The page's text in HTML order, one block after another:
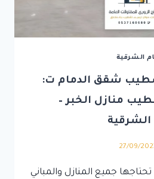
الشرقية
شقق الدمام ت:
تشطيب منازل الخبر –
27/09/
تحتاجها جميع المنازل والمباني